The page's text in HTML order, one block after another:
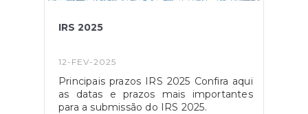
IRS 2025
12-FEV-2025
Principais prazos IRS 2025 Confira aqui
as datas e prazos mais importantes
para a submissão do IRS 2025.